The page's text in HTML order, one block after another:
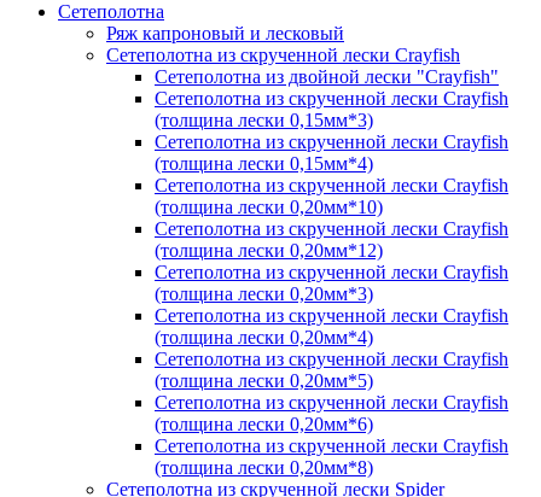
Сетеполотна
Ряж капроновый и лесковый
Сетеполотна из скрученной лески Crayfish
Сетеполотна из двойной лески "Crayfish"
Сетеполотна из скрученной лески Crayfish
(толщина лески 0,15мм*3)
Сетеполотна из скрученной лески Crayfish
(толщина лески 0,15мм*4)
Сетеполотна из скрученной лески Crayfish
(толщина лески 0,20мм*10)
Сетеполотна из скрученной лески Crayfish
(толщина лески 0,20мм*12)
Сетеполотна из скрученной лески Crayfish
(толщина лески 0,20мм*3)
Сетеполотна из скрученной лески Crayfish
(толщина лески 0,20мм*4)
Сетеполотна из скрученной лески Crayfish
(толщина лески 0,20мм*5)
Сетеполотна из скрученной лески Crayfish
(толщина лески 0,20мм*6)
Сетеполотна из скрученной лески Crayfish
(толщина лески 0,20мм*8)
Сетеполотна из скрученной лески Spider